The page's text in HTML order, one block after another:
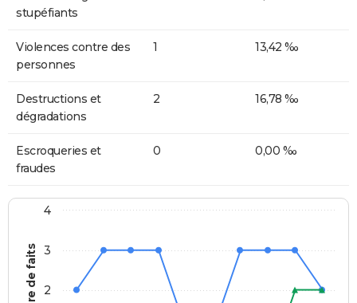
stupéfiants
Violences contre des
personnes
1 13,42 ‰
Destructions et
dégradations
2 16,78 ‰
Escroqueries et
fraudes
0 0,00 ‰
2
3
4